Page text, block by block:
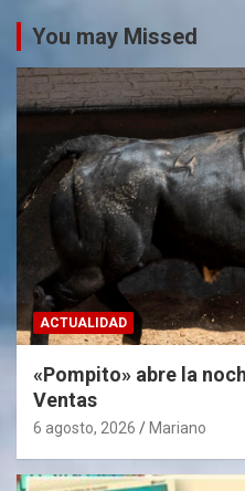
You may Missed
ACTUALIDAD
«Pompito» abre la
Ventas
6 agosto, 2026 Mariano